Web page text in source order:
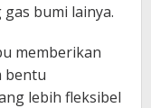
bumi lainya.
memberikan
bentu
lebih fleksibel